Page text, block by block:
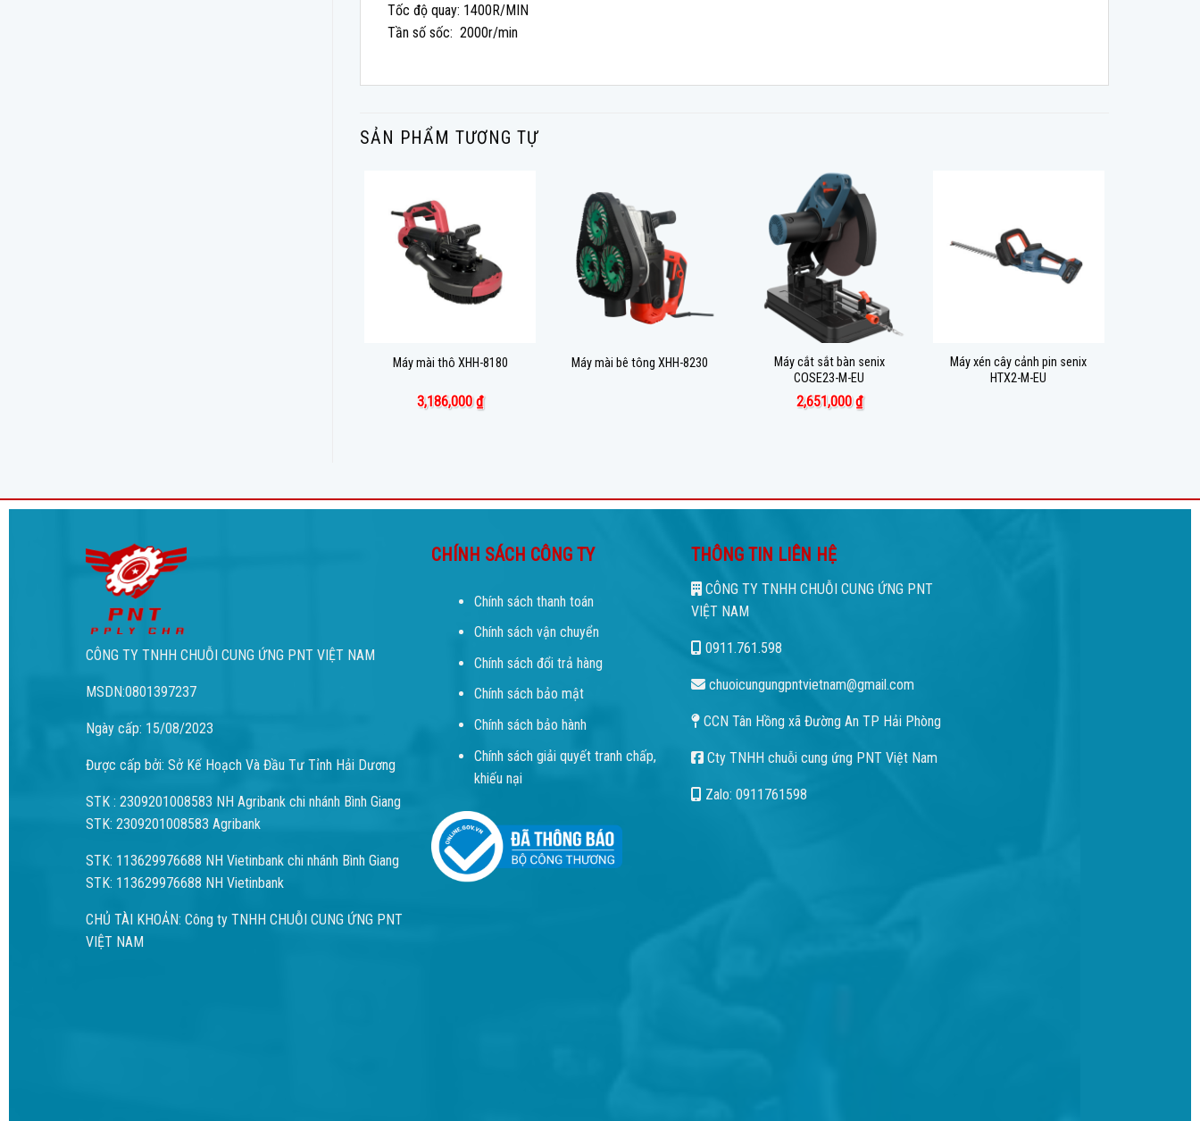
Tốc độ quay: 1400R/MIN
Tần số sốc: 2000r/min
SẢN PHẨM TƯƠNG TỰ
Máy mài thô XHH-8180
3,186,000₫
Máy mài bê tông XHH-8230
Máy cắt sắt bàn senix
COSE23-M-EU
2,651,000₫
Máy xén cây cảnh pin senix
HTX2-M-EU
CÔNG TY TNHH CHUỖI CUNG ỨNG PNT VIỆT NAM
MSDN:0801397237
Ngày cấp: 15/08/2023
Được cấp bởi: Sở Kế Hoạch Và Đầu Tư Tỉnh Hải Dương
STK : 2309201008583 NH Agribank chi nhánh Bình Giang
STK: 2309201008583 Agribank
STK: 113629976688 NH Vietinbank chi nhánh Bình Giang
STK: 113629976688 NH Vietinbank
CHỦ TÀI KHOẢN: Công ty TNHH CHUỖI CUNG ỨNG PNT
VIỆT NAM
CHÍNH SÁCH CÔNG TY
Chính sách thanh toán
Chính sách vận chuyển
Chính sách đổi trả hàng
Chính sách bảo mật
Chính sách bảo hành
Chính sách giải quyết tranh chấp,
khiếu nại
THÔNG TIN LIÊN HỆ
CÔNG TY TNHH CHUỖI CUNG ỨNG PNT
VIỆT NAM
0911.761.598
chuoicungungpntvietnam@gmail.com
CCN Tân Hồng xã Đường An TP Hải Phòng
Cty TNHH chuỗi cung ứng PNT Việt Nam
Zalo: 0911761598